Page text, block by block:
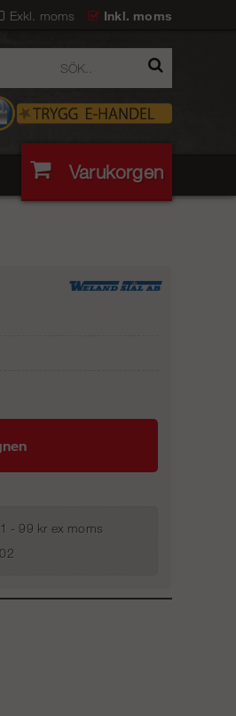
Exkl. moms Inkl. moms
Varukorgen
- 99 kr ex moms